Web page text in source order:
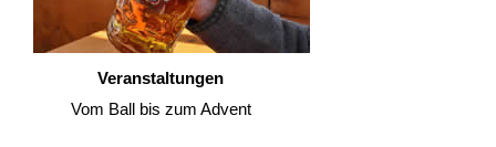
Veranstaltungen
Vom Ball bis zum Advent